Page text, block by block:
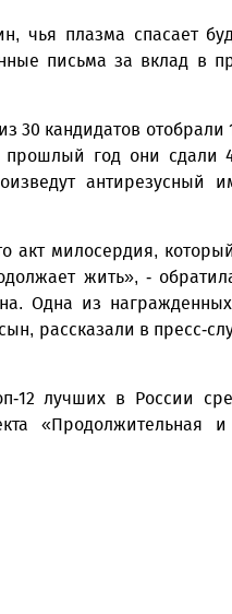
чья плазма спасает
письма за вклад в
30 кандидатов
прошлый год они сдали
антирезусный
акт милосердия,
жить», -
Одна из
рассказали в пресс-
12 лучших в России
«Продолжительная